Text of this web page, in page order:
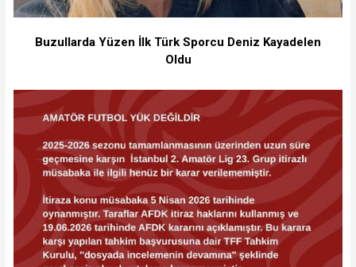
Buzullarda Yüzen İlk Türk Sporcu Deniz Kayadelen
Oldu